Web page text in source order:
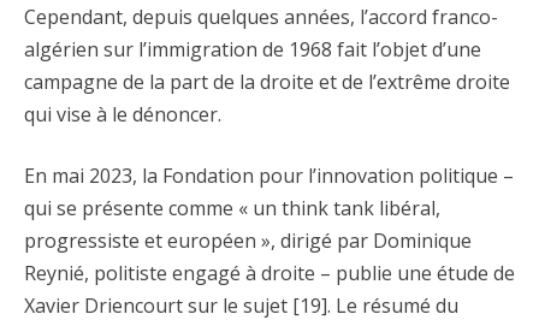
Cependant, depuis quelques années, l’accord franco-
algérien sur l’immigration de 1968 fait l’objet d’une
campagne de la part de la droite et de l’extrême droite
qui vise à le dénoncer.
En mai 2023, la Fondation pour l’innovation politique –
qui se présente comme « un think tank libéral,
progressiste et européen », dirigé par Dominique
Reynié, politiste engagé à droite – publie une étude de
Xavier Driencourt sur le sujet [19]. Le résumé du